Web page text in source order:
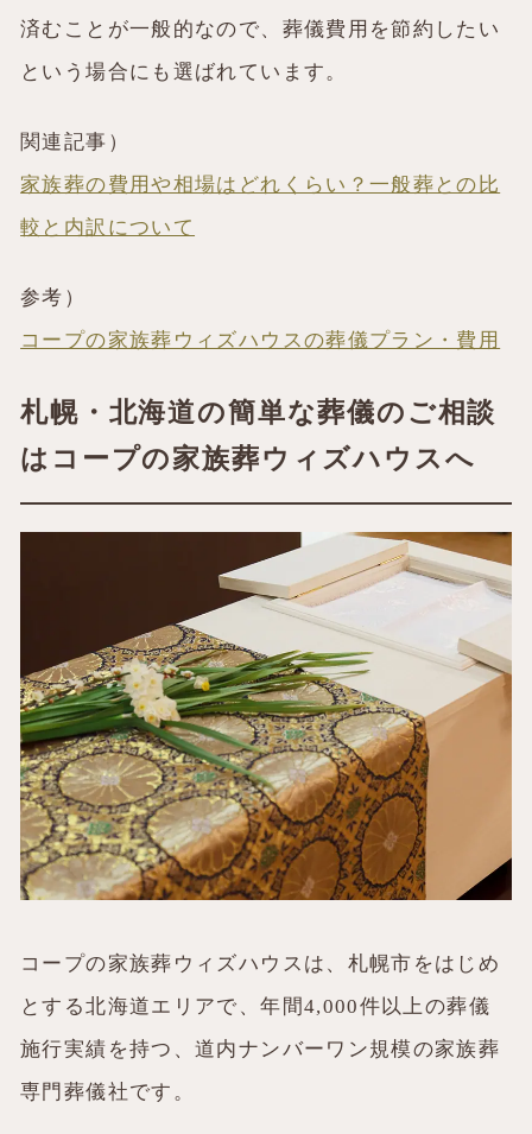
済むことが一般的なので、葬儀費用を節約したい
という場合にも選ばれています。
関連記事）
家族葬の費用や相場はどれくらい？一般葬との比
較と内訳について
参考）
コープの家族葬ウィズハウスの葬儀プラン・費用
札幌・北海道の簡単な葬儀のご相談
はコープの家族葬ウィズハウスへ
コープの家族葬ウィズハウスは、札幌市をはじめ
とする北海道エリアで、年間4,000件以上の葬儀
施行実績を持つ、道内ナンバーワン規模の家族葬
専門葬儀社です。